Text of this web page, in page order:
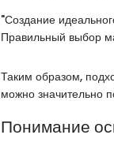
"Создание
Правильный выбор
Таким образом,
можно значительно
Понимание